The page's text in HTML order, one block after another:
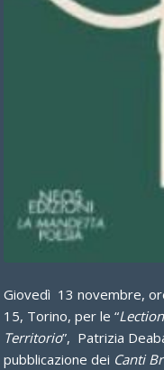
Giovedì 13 novembre,
15, Torino, per le “
Territorio”, Patrizia
pubblicazione dei Canti